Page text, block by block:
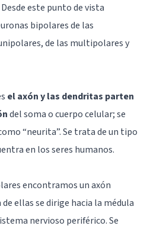
este punto de vista
bipolares de las
de las multipolares y
el axón y las dendritas parten
del soma o cuerpo celular; se
“neurita”. Se trata de un tipo
en los seres humanos.
encontramos un axón
ellas se dirige hacia la médula
nervioso periférico. Se